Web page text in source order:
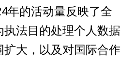
年的活动量反映了全
执法目的处理个人数据
扩大，以及对国际合作